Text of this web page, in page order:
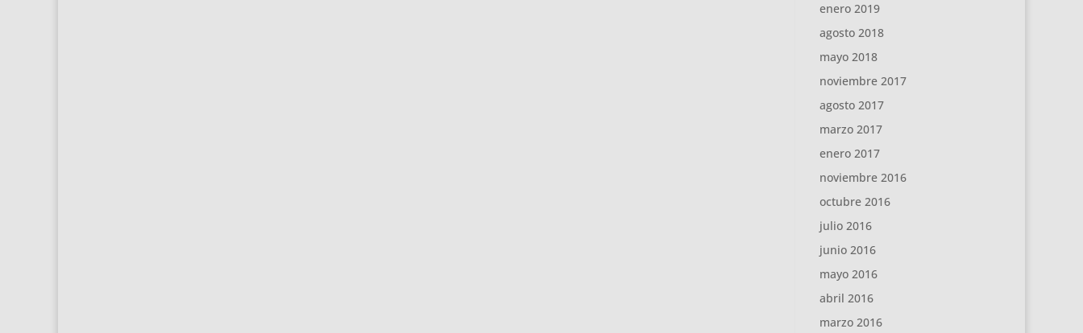
enero 2019
agosto 2018
mayo 2018
noviembre 2017
agosto 2017
marzo 2017
enero 2017
noviembre 2016
octubre 2016
julio 2016
junio 2016
mayo 2016
abril 2016
marzo 2016